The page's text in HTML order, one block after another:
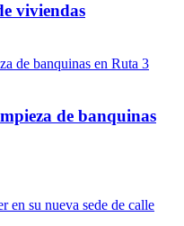
viviendas
de banquinas